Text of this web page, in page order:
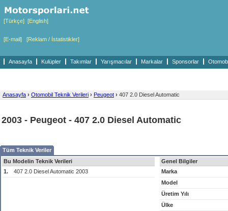
[Türkçe] [English]
[E-mail] [Reklam / İstatistikler]
Anasayfa Kulüpler Takımlar Yarışmacılar Markalar Sponsorlar
Anasayfa › Otomobil Teknik Verileri › Peugeot › 407 2.0 Diesel Automatic
2003 - Peugeot - 407 2.0 Diesel Automatic
Tüm Teknik Veriler
Bu Modelin Teknik Verileri
1.
407 2.0 Diesel Automatic 2003
Genel Bilgiler
Marka
Model
Üretim Yılı
Ülke